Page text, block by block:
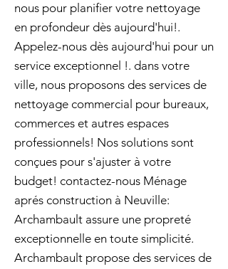
nous pour planifier votre nettoyage
en profondeur dès aujourd'hui!.
Appelez-nous dès aujourd'hui pour un
service exceptionnel !. dans votre
ville, nous proposons des services de
nettoyage commercial pour bureaux,
commerces et autres espaces
professionnels! Nos solutions sont
conçues pour s'ajuster à votre
budget! contactez-nous Ménage
aprés construction à Neuville:
Archambault assure une propreté
exceptionnelle en toute simplicité.
Archambault propose des services de